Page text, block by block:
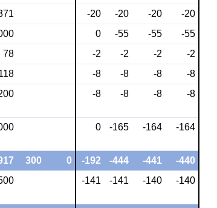
-20 -20 -20
-20
0 -55 -55
-55
78 -2 -2 -2
-2
-8 -8 -8
-8
-8 -8 -8 -8
0 -165 -164 -164
300 0 -192 -444 -441
-440
-141 -141 -140 -140